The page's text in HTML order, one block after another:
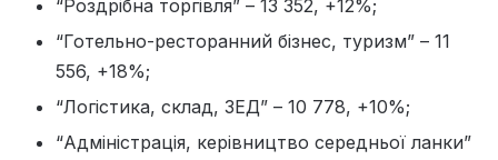
“Роздрібна торгівля” – 13 352, +12%;
“Готельно-ресторанний бізнес, туризм” – 11
556, +18%;
“Логістика, склад, ЗЕД” – 10 778, +10%;
“Адміністрація, керівництво середньої ланки”